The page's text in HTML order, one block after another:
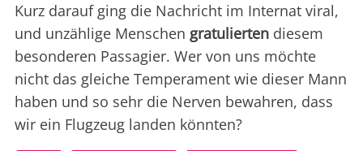
Kurz darauf ging die Nachricht im Internat viral,
und unzählige Menschen gratulierten diesem
besonderen Passagier. Wer von uns möchte
nicht das gleiche Temperament wie dieser Mann
haben und so sehr die Nerven bewahren, dass
wir ein Flugzeug landen könnten?